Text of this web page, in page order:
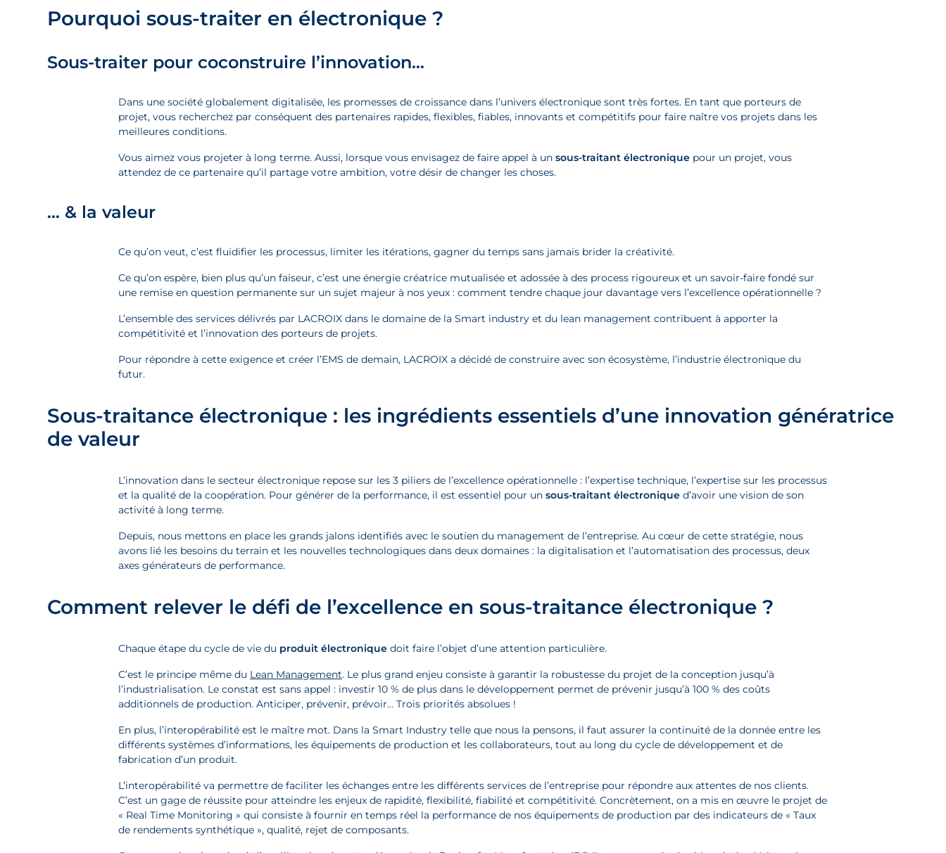
Pourquoi sous-traiter en électronique ?
Sous-traiter pour coconstruire l’innovation…
Dans une société globalement digitalisée, les promesses de croissance dans l’univers électronique sont très fortes. En tant que porteurs de
projet, vous recherchez par conséquent des partenaires rapides, flexibles, fiables, innovants et compétitifs pour faire naître vos projets dans les
meilleures conditions.
Vous aimez vous projeter à long terme. Aussi, lorsque vous envisagez de faire appel à un sous-traitant électronique pour un projet, vous
attendez de ce partenaire qu’il partage votre ambition, votre désir de changer les choses.
… & la valeur
Ce qu’on veut, c’est fluidifier les processus, limiter les itérations, gagner du temps sans jamais brider la créativité.
Ce qu’on espère, bien plus qu’un faiseur, c’est une énergie créatrice mutualisée et adossée à des process rigoureux et un savoir-faire fondé sur
une remise en question permanente sur un sujet majeur à nos yeux : comment tendre chaque jour davantage vers l’excellence opérationnelle ?
L’ensemble des services délivrés par LACROIX dans le domaine de la Smart industry et du lean management contribuent à apporter la
compétitivité et l’innovation des porteurs de projets.
Pour répondre à cette exigence et créer l’EMS de demain, LACROIX a décidé de construire avec son écosystème, l’industrie électronique du
futur.
Sous-traitance électronique : les ingrédients essentiels d’une innovation génératrice
de valeur
L’innovation dans le secteur électronique repose sur les 3 piliers de l’excellence opérationnelle : l’expertise technique, l’expertise sur les processus
et la qualité de la coopération. Pour générer de la performance, il est essentiel pour un sous-traitant électronique d’avoir une vision de son
activité à long terme.
Depuis, nous mettons en place les grands jalons identifiés avec le soutien du management de l’entreprise. Au cœur de cette stratégie, nous
avons lié les besoins du terrain et les nouvelles technologiques dans deux domaines : la digitalisation et l’automatisation des processus, deux
axes générateurs de performance.
Comment relever le défi de l’excellence en sous-traitance électronique ?
Chaque étape du cycle de vie du produit électronique doit faire l’objet d’une attention particulière.
C’est le principe même du Lean Management. Le plus grand enjeu consiste à garantir la robustesse du projet de la conception jusqu’à
l’industrialisation. Le constat est sans appel : investir 10 % de plus dans le développement permet de prévenir jusqu’à 100 % des coûts
additionnels de production. Anticiper, prévenir, prévoir… Trois priorités absolues !
En plus, l’interopérabilité est le maître mot. Dans la Smart Industry telle que nous la pensons, il faut assurer la continuité de la donnée entre les
différents systèmes d’informations, les équipements de production et les collaborateurs, tout au long du cycle de développement et de
fabrication d’un produit.
L’interopérabilité va permettre de faciliter les échanges entre les différents services de l’entreprise pour répondre aux attentes de nos clients.
C’est un gage de réussite pour atteindre les enjeux de rapidité, flexibilité, fiabilité et compétitivité. Concrètement, on a mis en œuvre le projet de
« Real Time Monitoring » qui consiste à fournir en temps réel la performance de nos équipements de production par des indicateurs de « Taux
de rendements synthétique », qualité, rejet de composants.